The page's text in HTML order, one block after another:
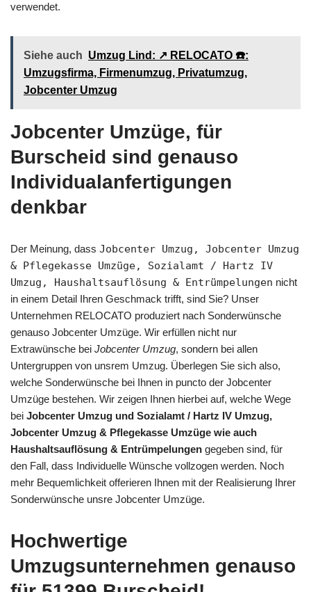
verwendet.
Siehe auch Umzug Lind: ↗️ RELOCATO ☎️:
Umzugsfirma, Firmenumzug, Privatumzug,
Jobcenter Umzug
Jobcenter Umzüge, für
Burscheid sind genauso
Individualanfertigungen
denkbar
Der Meinung, dass Jobcenter Umzug, Jobcenter Umzug
& Pflegekasse Umzüge, Sozialamt / Hartz IV
Umzug, Haushaltsauflösung & Entrümpelungen nicht
in einem Detail Ihren Geschmack trifft, sind Sie? Unser
Unternehmen RELOCATO produziert nach Sonderwünsche
genauso Jobcenter Umzüge. Wir erfüllen nicht nur
Extrawünsche bei Jobcenter Umzug, sondern bei allen
Untergruppen von unsrem Umzug. Überlegen Sie sich also,
welche Sonderwünsche bei Ihnen in puncto der Jobcenter
Umzüge bestehen. Wir zeigen Ihnen hierbei auf, welche Wege
bei Jobcenter Umzug und Sozialamt / Hartz IV Umzug,
Jobcenter Umzug & Pflegekasse Umzüge wie auch
Haushaltsauflösung & Entrümpelungen gegeben sind, für
den Fall, dass Individuelle Wünsche vollzogen werden. Noch
mehr Bequemlichkeit offerieren Ihnen mit der Realisierung Ihrer
Sonderwünsche unsre Jobcenter Umzüge.
Hochwertige
Umzugsunternehmen genauso